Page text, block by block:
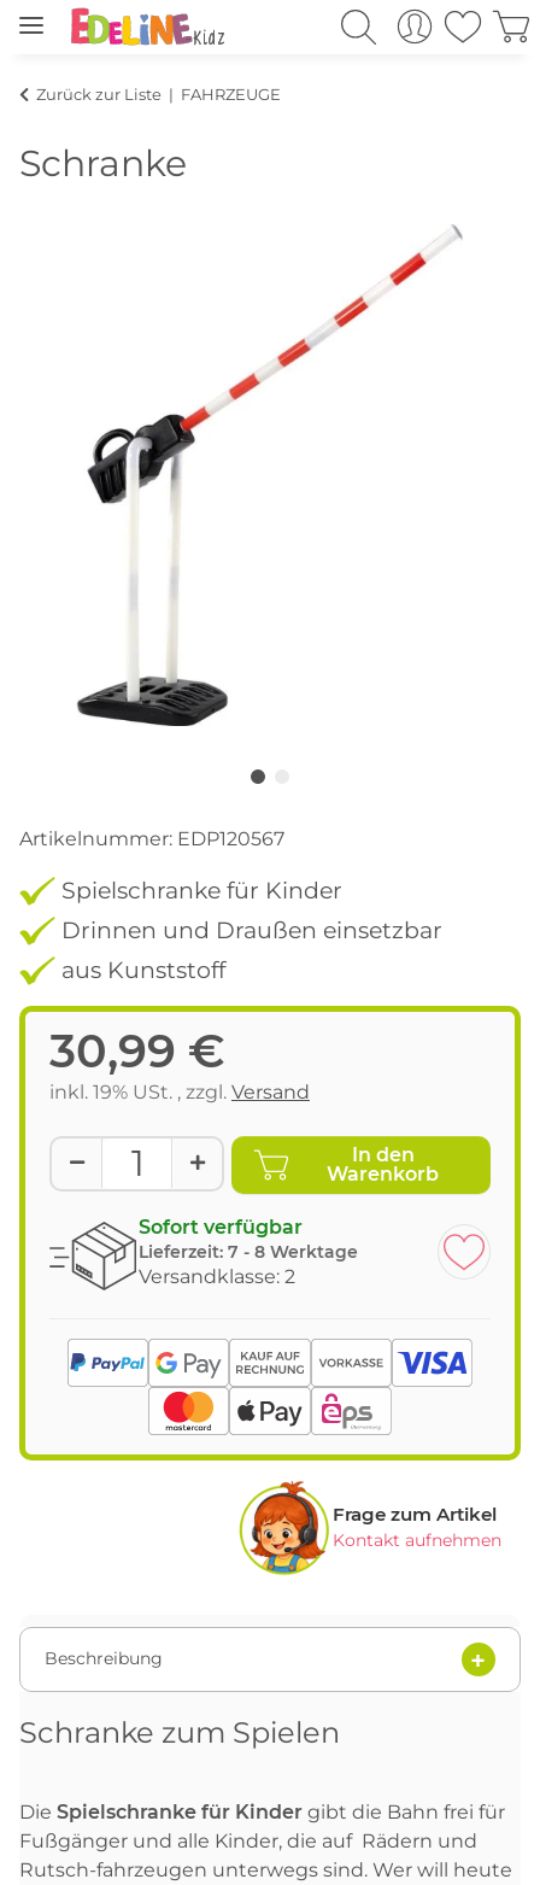
Zurück zur Liste FAHRZEUGE
Schranke
Artikelnummer: EDP120567
Spielschranke für Kinder
Drinnen und Draußen einsetzbar
aus Kunststoff
30,99 €
inkl. 19% USt. , zzgl. Versand
In den
Warenkorb
Sofort verfügbar
Lieferzeit: 7 - 8 Werktage
Versandklasse: 2
Frage zum Artikel
Kontakt aufnehmen
Beschreibung
Schranke zum Spielen
Die Spielschranke für Kinder gibt die Bahn frei für
Fußgänger und alle Kinder, die auf Rädern und
Rutsch-fahrzeugen unterwegs sind. Wer will heute